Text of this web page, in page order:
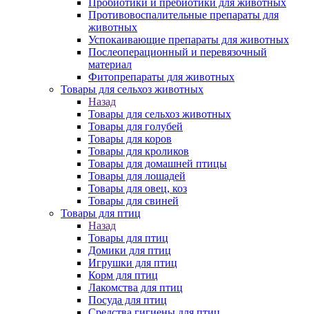
Пробиотики и пребиотики для животных
Противовоспалительные препараты для
животных
Успокаивающие препараты для животных
Послеоперационный и перевязочный
материал
Фитопрепараты для животных
Товары для сельхоз животных
Назад
Товары для сельхоз животных
Товары для голубей
Товары для коров
Товары для кроликов
Товары для домашней птицы
Товары для лошадей
Товары для овец, коз
Товары для свиней
Товары для птиц
Назад
Товары для птиц
Домики для птиц
Игрушки для птиц
Корм для птиц
Лакомства для птиц
Посуда для птиц